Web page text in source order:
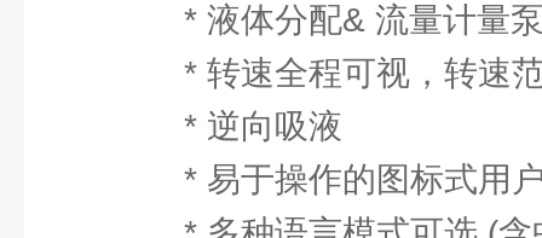
* 液体分配& 流量计量
* 转速全程可视，转速范
* 逆向吸液
* 易于操作的图标式用